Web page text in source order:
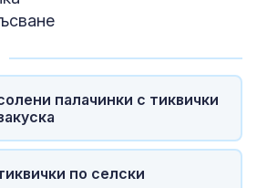
палачинки с тиквички
по селски